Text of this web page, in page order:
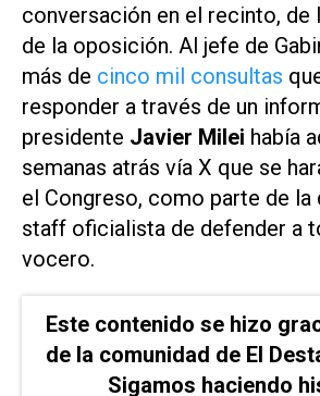
conversación en el recinto, de
de la oposición. Al jefe de
más de cinco mil consultas
responder a través de un
presidente Javier Milei había
semanas atrás vía X que se
el Congreso, como parte de la
staff oficialista de defender a
vocero.
Este contenido se hizo
de la comunidad de El
Sigamos haciendo